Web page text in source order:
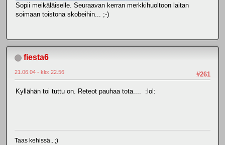
Sopii meikäläiselle. Seuraavan kerran merkkihuoltoon laitan
soimaan toistona skobeihin... ;-)
fiesta6
#261
21.06.04 - klo: 22.56
Kyllähän toi tuttu on. Reteot pauhaa tota.... :lol:
Taas kehissä.. ;)